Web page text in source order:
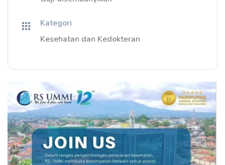
Kategori
Kesehatan dan Kedokteran